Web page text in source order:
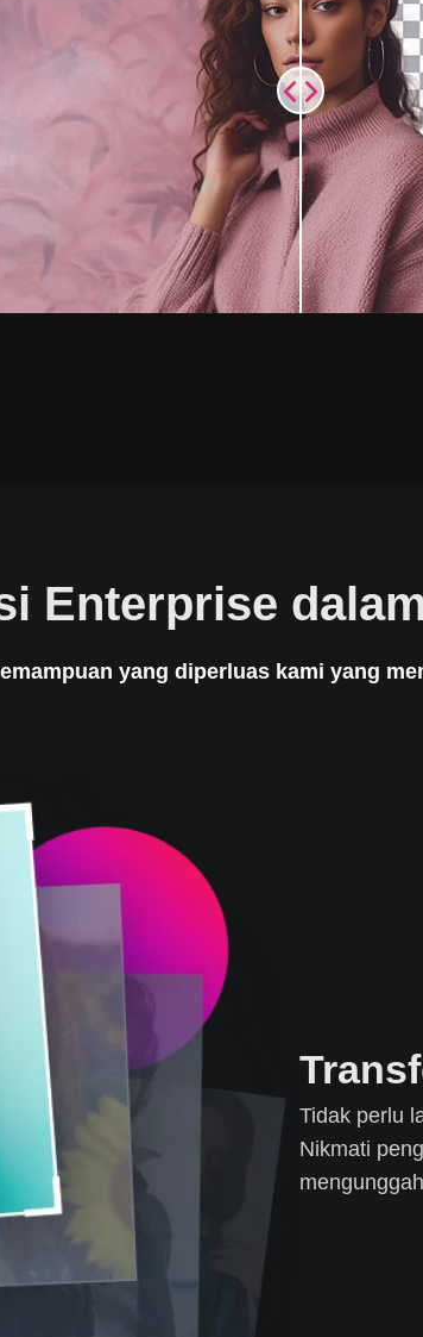
Enterprise
yang diperluas kami yang
Tidak perlu
Nikmati